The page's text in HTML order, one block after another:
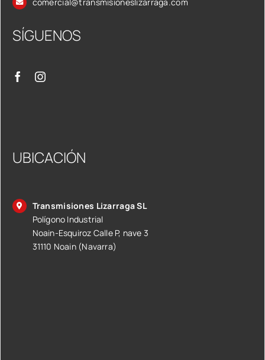
SÍGUENOS
UBICACIÓN
Transmisiones Lizarraga SL
Polígono Industrial
Noain-Esquiroz Calle P, nave 3
31110 Noain (Navarra)